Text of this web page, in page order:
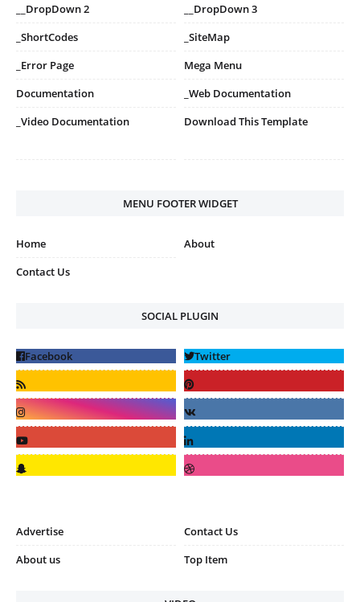
__DropDown 2
__DropDown 3
_ShortCodes
_SiteMap
_Error Page
Mega Menu
Documentation
_Web Documentation
_Video Documentation
Download This Template
MENU FOOTER WIDGET
Home
About
Contact Us
SOCIAL PLUGIN
Advertise
Contact Us
About us
Top Item